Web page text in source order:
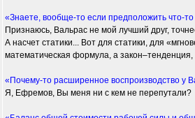
«Знаете, вообще-то если предположить что-
Признаюсь, Вальрас не мой лучший друг,
А насчет статики... Вот для статики, для
математическая формула, а
«Почему-то расширенное воспроизводство у
Я, Ефремов, Вы меня ни с кем не перепутали?